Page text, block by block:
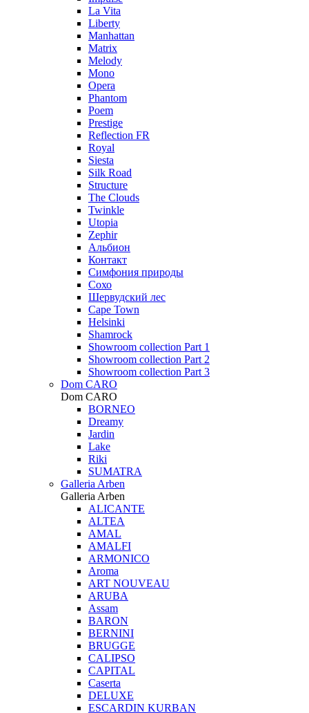
La Vita
Liberty
Manhattan
Matrix
Melody
Mono
Opera
Phantom
Poem
Prestige
Reflection FR
Royal
Siesta
Silk Road
Structure
The Clouds
Twinkle
Utopia
Zephir
Альбион
Контакт
Симфония природы
Сохо
Шервудский лес
Cape Town
Helsinki
Shamrock
Showroom collection Part 1
Showroom collection Part 2
Showroom collection Part 3
Dom CARO
Dom CARO
BORNEO
Dreamy
Jardin
Lake
Riki
SUMATRA
Galleria Arben
Galleria Arben
ALICANTE
ALTEA
AMAL
AMALFI
ARMONICO
Aroma
ART NOUVEAU
ARUBA
Assam
BARON
BERNINI
BRUGGE
CALIPSO
CAPITAL
Caserta
DELUXE
ESCARDIN KURBAN